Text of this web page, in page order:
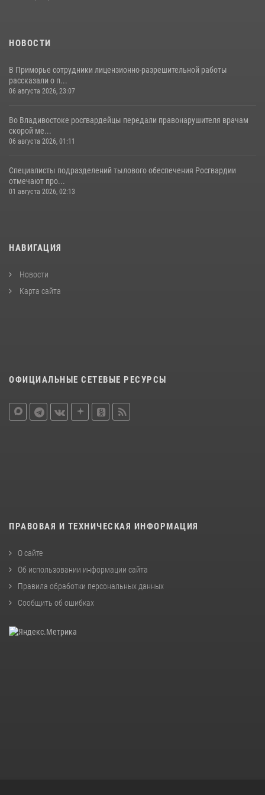
НОВОСТИ
В Приморье сотрудники лицензионно-разрешительной работы
рассказали о п...
06 августа 2026, 23:07
Во Владивостоке росгвардейцы передали правонарушителя врачам
скорой ме...
06 августа 2026, 01:11
Специалисты подразделений тылового обеспечения Росгвардии
отмечают про...
01 августа 2026, 02:13
НАВИГАЦИЯ
Новости
Карта сайта
ОФИЦИАЛЬНЫЕ СЕТЕВЫЕ РЕСУРСЫ
ПРАВОВАЯ И ТЕХНИЧЕСКАЯ ИНФОРМАЦИЯ
О сайте
Об использовании информации сайта
Правила обработки персональных данных
Сообщить об ошибках